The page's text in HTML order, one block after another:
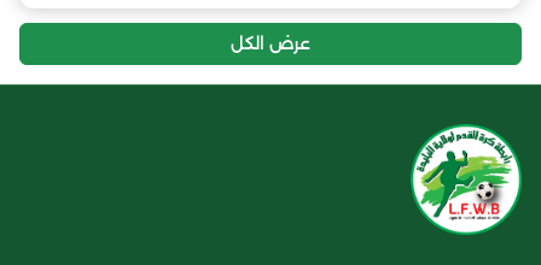
عرض الكل